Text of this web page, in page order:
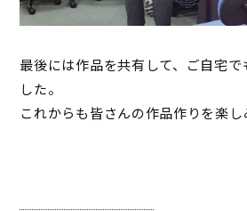
最後には作品を共有して、ご自宅
した。
これからも皆さんの作品作りを楽し